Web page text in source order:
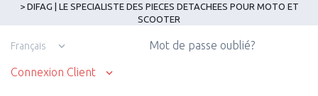
> DIFAG | LE SPECIALISTE DES PIECES DETACHEES POUR MOTO ET
SCOOTER
Français
Connexion Client
Mot de passe oublié?